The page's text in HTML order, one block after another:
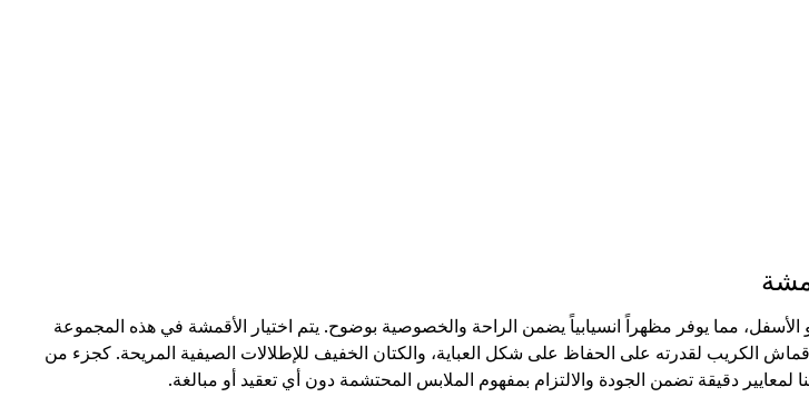
الأسفل، مما يوفر مظهراً انسيابياً يضمن الراحة والخصوصية بوضوح. يتم اختيار الأقمشة في هذه المجموعة
الكريب لقدرته على الحفاظ على شكل العباية، والكتان الخفيف للإطلالات الصيفية المريحة. كجزء من
دقيقة تضمن الجودة والالتزام بمفهوم الملابس المحتشمة دون أي تعقيد أو مبالغة.